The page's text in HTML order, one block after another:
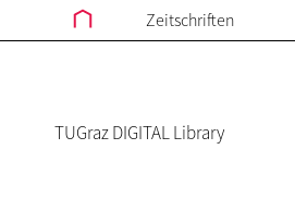
Zeitschriften
TUGraz DIGITAL Library